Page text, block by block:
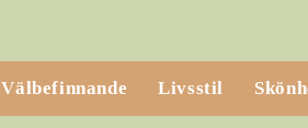
Välbefinnande Livsstil